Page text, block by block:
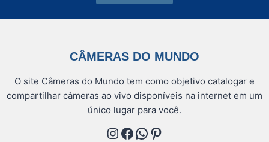
CÂMERAS DO MUNDO
O site Câmeras do Mundo tem como objetivo catalogar e
compartilhar câmeras ao vivo disponíveis na internet em um
único lugar para você.
Instagram
Facebook
WhatsApp
Pinterest